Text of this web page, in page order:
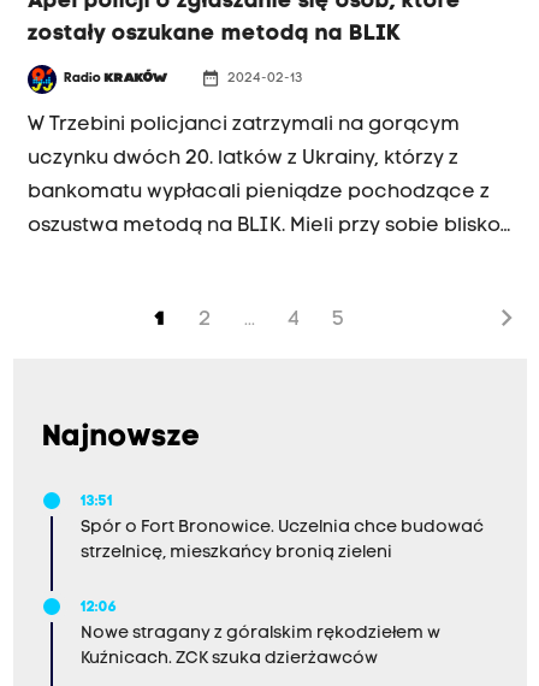
zostały oszukane metodą na BLIK
Radio KRAKÓW date_range 2024-02-13
W Trzebini policjanci zatrzymali na gorącym
uczynku dwóch 20. latków z Ukrainy, którzy z
bankomatu wypłacali pieniądze pochodzące z
oszustwa metodą na BLIK. Mieli przy sobie blisko
1 2 ... 4 5 chevron_right
Najnowsze
13:51
Spór o Fort Bronowice. Uczelnia chce budować
strzelnicę, mieszkańcy bronią zieleni
12:06
Nowe stragany z góralskim rękodziełem w
Kuźnicach. ZCK szuka dzierżawców